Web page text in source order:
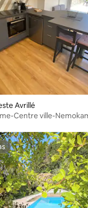
Avrillé
Centre ville-